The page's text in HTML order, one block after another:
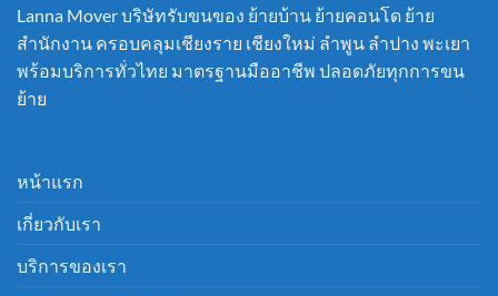
Lanna Mover บริษัทรับขนของ ย้ายบ้าน ย้ายคอนโด ย้าย
สำนักงาน ครอบคลุมเชียงราย เชียงใหม่ ลำพูน ลำปาง พะเยา
พร้อมบริการทั่วไทย มาตรฐานมืออาชีพ ปลอดภัยทุกการขน
ย้าย
หน้าแรก
เกี่ยวกับเรา
บริการของเรา